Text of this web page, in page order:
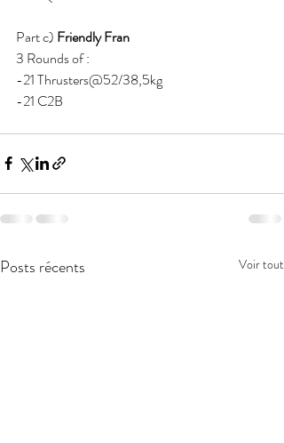
Part c) Friendly Fran
3 Rounds of :
-21 Thrusters@52/38,5kg
-21 C2B
Posts récents Voir tout